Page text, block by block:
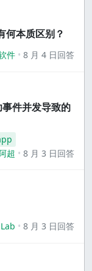
本质区别？
件 8 月 4 日回答
件并发导致的
超
8 月 3 日回答
8 月 3 日回答